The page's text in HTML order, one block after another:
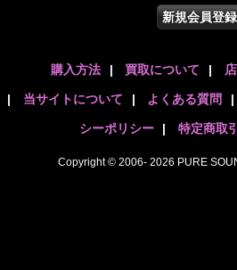
新規会員登録
購入方法 | 買取について |
| 当サイトについて | よくある質問 |
シーポリシー | 特定商取
Copyright © 2006- 2026 PURE